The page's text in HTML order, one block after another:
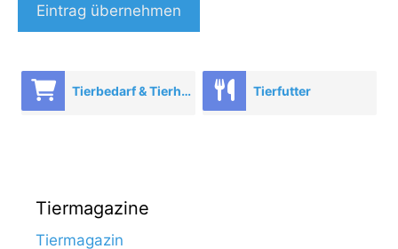
Eintrag übernehmen
Tierbedarf & Tierhandel Tierfutter
Tiermagazine
Tiermagazin